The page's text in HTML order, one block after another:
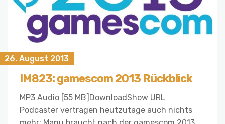
26. August 2013
IM823: gamescom 2013 Rückblick
MP3 Audio [55 MB]DownloadShow URL
Podcaster vertragen heutzutage auch nichts